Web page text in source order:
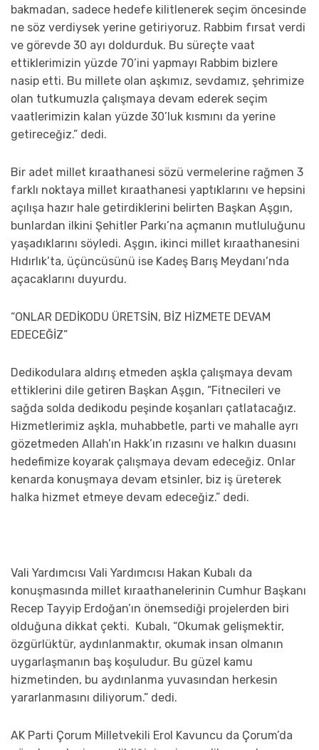
bakmadan, sadece hedefe kilitlenerek seçim öncesinde
ne söz verdiysek yerine getiriyoruz. Rabbim fırsat verdi
ve görevde 30 ayı doldurduk. Bu süreçte vaat
ettiklerimizin yüzde 70’ini yapmayı Rabbim bizlere
nasip etti. Bu millete olan aşkımız, sevdamız, şehrimize
olan tutkumuzla çalışmaya devam ederek seçim
vaatlerimizin kalan yüzde 30’luk kısmını da yerine
getireceğiz.” dedi.
Bir adet millet kıraathanesi sözü vermelerine rağmen 3
farklı noktaya millet kıraathanesi yaptıklarını ve hepsini
açılışa hazır hale getirdiklerini belirten Başkan Aşgın,
bunlardan ilkini Şehitler Parkı’na açmanın mutluluğunu
yaşadıklarını söyledi. Aşgın, ikinci millet kıraathanesini
Hıdırlık’ta, üçüncüsünü ise Kadeş Barış Meydanı’nda
açacaklarını duyurdu.
“ONLAR DEDİKODU ÜRETSİN, BİZ HİZMETE DEVAM
EDECEĞİZ”
Dedikodulara aldırış etmeden aşkla çalışmaya devam
ettiklerini dile getiren Başkan Aşgın, “Fitnecileri ve
sağda solda dedikodu peşinde koşanları çatlatacağız.
Hizmetlerimiz aşkla, muhabbetle, parti ve mahalle ayrı
gözetmeden Allah’ın Hakk’ın rızasını ve halkın duasını
hedefimize koyarak çalışmaya devam edeceğiz. Onlar
kenarda konuşmaya devam etsinler, biz iş üreterek
halka hizmet etmeye devam edeceğiz.” dedi.
Vali Yardımcısı Vali Yardımcısı Hakan Kubalı da
konuşmasında millet kıraathanelerinin Cumhur Başkanı
Recep Tayyip Erdoğan’ın önemsediği projelerden biri
olduğuna dikkat çekti. Kubalı, “Okumak gelişmektir,
özgürlüktür, aydınlanmaktır, okumak insan olmanın
uygarlaşmanın baş koşuludur. Bu güzel kamu
hizmetinden, bu aydınlanma yuvasından herkesin
yararlanmasını diliyorum.” dedi.
AK Parti Çorum Milletvekili Erol Kavuncu da Çorum’da